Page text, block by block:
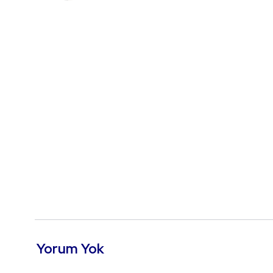
Yorum Yok